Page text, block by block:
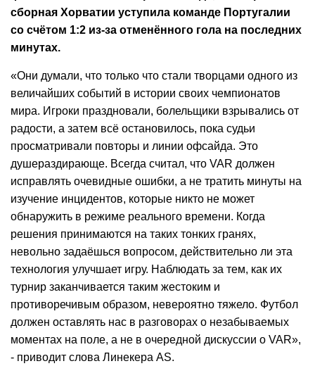
сборная Хорватии уступила команде Португалии
со счётом 1:2 из-за отменённого гола на последних
минутах.
«Они думали, что только что стали творцами одного из
величайших событий в истории своих чемпионатов
мира. Игроки праздновали, болельщики взрывались от
радости, а затем всё остановилось, пока судьи
просматривали повторы и линии офсайда. Это
душераздирающе. Всегда считал, что VAR должен
исправлять очевидные ошибки, а не тратить минуты на
изучение инцидентов, которые никто не может
обнаружить в режиме реального времени. Когда
решения принимаются на таких тонких гранях,
невольно задаёшься вопросом, действительно ли эта
технология улучшает игру. Наблюдать за тем, как их
турнир заканчивается таким жестоким и
противоречивым образом, невероятно тяжело. Футбол
должен оставлять нас в разговорах о незабываемых
моментах на поле, а не в очередной дискуссии о VAR»,
- приводит слова Линекера AS.